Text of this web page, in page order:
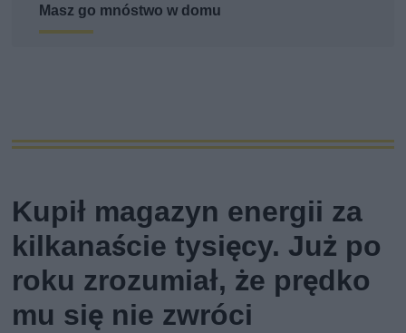
Masz go mnóstwo w domu
Kupił magazyn energii za
kilkanaście tysięcy. Już po
roku zrozumiał, że prędko
mu się nie zwróci